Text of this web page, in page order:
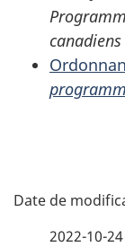
canadiens
D
2022-10-24